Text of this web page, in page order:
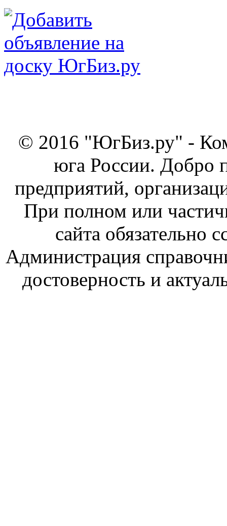
© 2016 "ЮгБиз.ру" -
юга России. Добро
предприятий,
При полном или
сайта обязательно
Администрация
достоверность и